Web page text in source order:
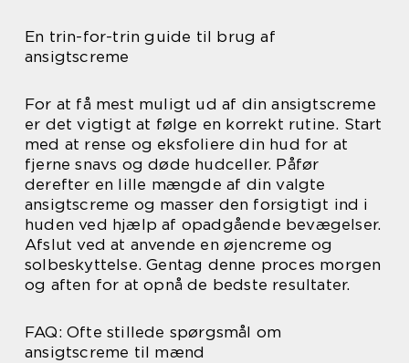
En trin-for-trin guide til brug af
ansigtscreme
For at få mest muligt ud af din ansigtscreme
er det vigtigt at følge en korrekt rutine. Start
med at rense og eksfoliere din hud for at
fjerne snavs og døde hudceller. Påfør
derefter en lille mængde af din valgte
ansigtscreme og masser den forsigtigt ind i
huden ved hjælp af opadgående bevægelser.
Afslut ved at anvende en øjencreme og
solbeskyttelse. Gentag denne proces morgen
og aften for at opnå de bedste resultater.
FAQ: Ofte stillede spørgsmål om
ansigtscreme til mænd